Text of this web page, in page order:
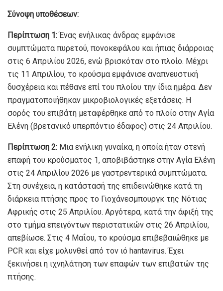
Σύνοψη υποθέσεων:
Περίπτωση 1:Ένας ενήλικας άνδρας εμφάνισε
συμπτώματα πυρετού, πονοκεφάλου και ήπιας διάρροιας
στις 6 Απριλίου 2026, ενώ βρισκόταν στο πλοίο. Μέχρι
τις 11 Απριλίου, το κρούσμα εμφάνισε αναπνευστική
δυσχέρεια και πέθανε επί του πλοίου την ίδια ημέρα. Δεν
πραγματοποιήθηκαν μικροβιολογικές εξετάσεις. Η
σορός του επιβάτη μεταφέρθηκε από το πλοίο στην Αγία
Ελένη (βρετανικό υπερπόντιο έδαφος) στις 24 Απριλίου.
Περίπτωση 2: Μια ενήλικη γυναίκα, η οποία ήταν στενή
επαφή του κρούσματος 1, αποβιβάστηκε στην Αγία Ελένη
στις 24 Απριλίου 2026 με γαστρεντερικά συμπτώματα.
Στη συνέχεια, η κατάστασή της επιδεινώθηκε κατά τη
διάρκεια πτήσης προς το Γιοχάνεσμπουργκ της Νότιας
Αφρικής στις 25 Απριλίου. Αργότερα, κατά την άφιξή της
στο τμήμα επειγόντων περιστατικών στις 26 Απριλίου,
απεβίωσε. Στις 4 Μαΐου, το κρούσμα επιβεβαιώθηκε με
PCR και είχε μολυνθεί από τον ιό hantavirus. Έχει
ξεκινήσει η ιχνηλάτηση των επαφών των επιβατών της
πτήσης.